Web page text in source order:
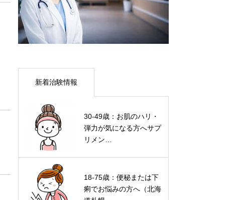
新着治験情報
30-49歳：お肌のハリ・
弾力が気になる方へサプ
リメン…
18-75歳：便秘または下
痢でお悩みの方へ（北海